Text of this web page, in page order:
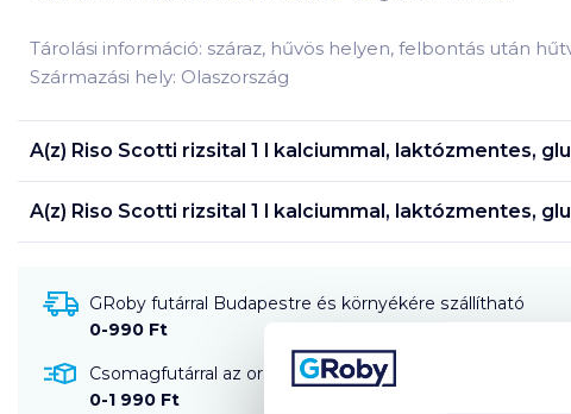
Tárolási információ: száraz, hűvös helyen, felbontás után
Származási hely: Olaszország
A(z) Riso Scotti rizsital 1 l kalciummal, laktózmentes,
A(z) Riso Scotti rizsital 1 l kalciummal, laktózmentes,
GRoby futárral Budapestre és környékére szállítható
0-990 Ft
Csomagfutárral az ország egész területére szállítható!
0-1 990 Ft